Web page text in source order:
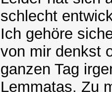
schlecht
Ich gehöre
von mir denkst
ganzen Tag
Lemmatas. Zu